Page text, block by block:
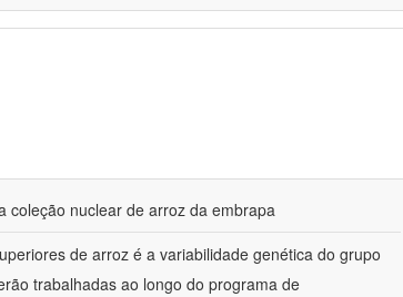
coleção nuclear de arroz da embrapa
de arroz é a variabilidade genética do grupo
trabalhadas ao longo do programa de